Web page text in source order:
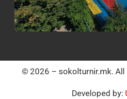
© 2026 – sokolturnir.mk. All
Developed by: